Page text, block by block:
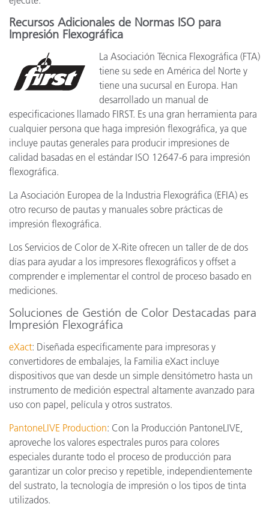
Recursos Adicionales de Normas ISO para
Impresión Flexográfica
La Asociación Técnica Flexográfica (FTA)
tiene su sede en América del Norte y
tiene una sucursal en Europa. Han
desarrollado un manual de
especificaciones llamado FIRST. Es una gran herramienta para
cualquier persona que haga impresión flexográfica, ya que
incluye pautas generales para producir impresiones de
calidad basadas en el estándar ISO 12647-6 para impresión
flexográfica.
La Asociación Europea de la Industria Flexográfica (EFIA) es
otro recurso de pautas y manuales sobre prácticas de
impresión flexográfica.
Los Servicios de Color de X-Rite ofrecen un taller de de dos
días para ayudar a los impresores flexográficos y offset a
comprender e implementar el control de proceso basado en
mediciones.
Soluciones de Gestión de Color Destacadas para
Impresión Flexográfica
eXact: Diseñada específicamente para impresoras y
convertidores de embalajes, la Familia eXact incluye
dispositivos que van desde un simple densitómetro hasta un
instrumento de medición espectral altamente avanzado para
uso con papel, película y otros sustratos.
PantoneLIVE Production: Con la Producción PantoneLIVE,
aproveche los valores espectrales puros para colores
especiales durante todo el proceso de producción para
garantizar un color preciso y repetible, independientemente
del sustrato, la tecnología de impresión o los tipos de tinta
utilizados.